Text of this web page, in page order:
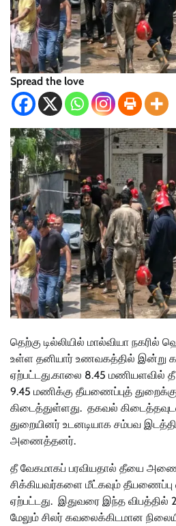
Spread the love
தெற்கு டில்லியில் மால்வியா
உள்ள தனியார் உணவகத்தில் இன்று
ஏற்பட்டது.காலை 8.45 மணியளவில் தீ
9.45 மணிக்கு தீயணைப்புத்
கிடைத்துள்ளது. தகவல்
துறையினர் உடனடியாக சம்பவ
அணைத்தனர்.
தீ வேகமாகப் பரவியதால் தீயை
சிக்கியவர்களை மீட்கவும் தீயணைப்பு
ஏற்பட்டது. இதுவரை இந்த விபத்தில்
மேலும் சிலர் கவலைக்கிடமான